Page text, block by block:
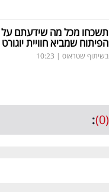
תשכחו מכל מה שידעתם על
הפיתוח שמביא חוויית
בשיתוף שטראוס |
10:23
(0)
: